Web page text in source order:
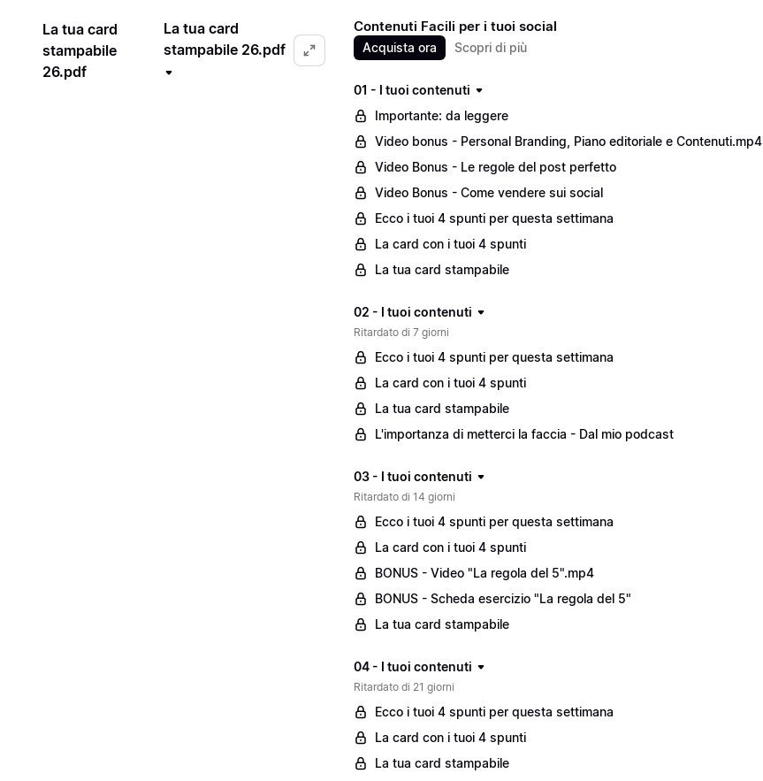
La tua card
stampabile
26.pdf
La tua card
stampabile 26.pdf
Contenuti Facili per i tuoi social
Acquista ora Scopri di più
01 - I tuoi contenuti
Importante: da leggere
Video bonus - Personal Branding, Piano editoriale e Contenuti.mp4
Video Bonus - Le regole del post perfetto
Video Bonus - Come vendere sui social
Ecco i tuoi 4 spunti per questa settimana
La card con i tuoi 4 spunti
La tua card stampabile
02 - I tuoi contenuti
Ritardato di 7 giorni
Ecco i tuoi 4 spunti per questa settimana
La card con i tuoi 4 spunti
La tua card stampabile
L'importanza di metterci la faccia - Dal mio podcast
03 - I tuoi contenuti
Ritardato di 14 giorni
Ecco i tuoi 4 spunti per questa settimana
La card con i tuoi 4 spunti
BONUS - Video "La regola del 5".mp4
BONUS - Scheda esercizio "La regola del 5"
La tua card stampabile
04 - I tuoi contenuti
Ritardato di 21 giorni
Ecco i tuoi 4 spunti per questa settimana
La card con i tuoi 4 spunti
La tua card stampabile